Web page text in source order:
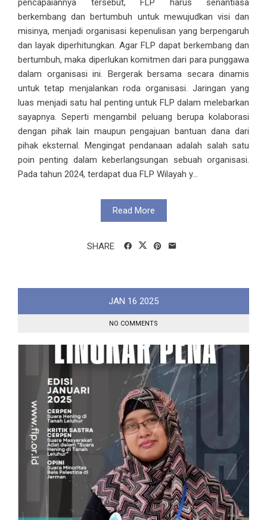
pencapaiannya tersebut, FLP harus senantiasa
berkembang dan bertumbuh untuk mewujudkan visi dan
misinya, menjadi organisasi kepenulisan yang berpengaruh
dan layak diperhitungkan. Agar FLP dapat berkembang dan
bertumbuh, maka diperlukan komitmen dari para punggawa
dalam organisasi ini. Bergerak bersama secara dinamis
untuk tetap menjalankan roda organisasi. Jaringan yang
luas menjadi satu hal penting untuk FLP dalam melebarkan
sayapnya. Seperti mengambil peluang berupa kolaborasi
dengan pihak lain maupun pengajuan bantuan dana dari
pihak eksternal. Mengingat pendanaan adalah salah satu
poin penting dalam keberlangsungan sebuah organisasi.
Pada tahun 2024, terdapat dua FLP Wilayah y...
Read More
SHARE
JAN 16 2025
NO COMMENTS